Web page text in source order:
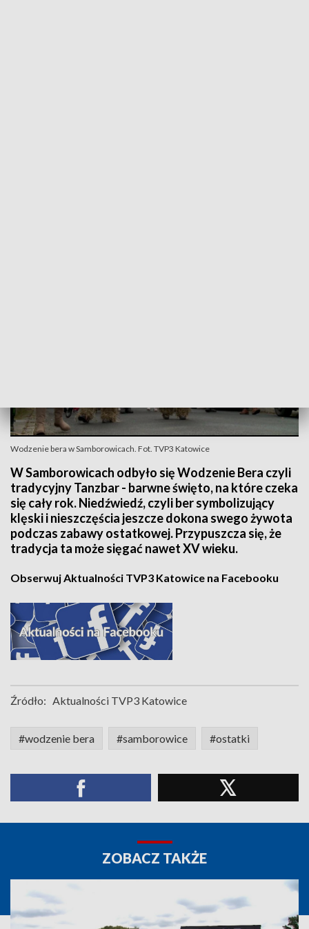
Wodzenie bera w Samborowicach. Fot. TVP3 Katowice
W Samborowicach odbyło się Wodzenie Bera czyli
tradycyjny Tanzbar - barwne święto, na które czeka
się cały rok. Niedźwiedź, czyli ber symbolizujący
klęski i nieszczęścia jeszcze dokona swego żywota
podczas zabawy ostatkowej. Przypuszcza się, że
tradycja ta może sięgać nawet XV wieku.
Obserwuj Aktualności TVP3 Katowice na Facebooku
Źródło: Aktualności TVP3 Katowice
#wodzenie bera #samborowice #ostatki
ZOBACZ TAKŻE